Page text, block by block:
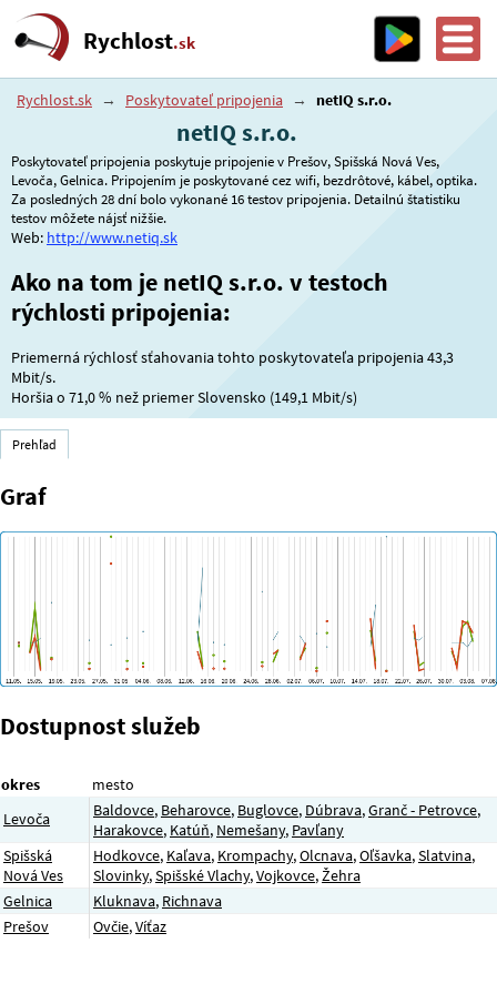
Rychlost.sk
Rychlost.sk → Poskytovateľ pripojenia → netIQ s.r.o.
netIQ s.r.o.
Poskytovateľ pripojenia poskytuje pripojenie v Prešov, Spišská Nová Ves,
Levoča, Gelnica. Pripojením je poskytované cez wifi, bezdrôtové, kábel, optika.
Za posledných 28 dní bolo vykonané 16 testov pripojenia. Detailnú štatistiku
testov môžete nájsť nižšie.
Web: http://www.netiq.sk
Ako na tom je netIQ s.r.o. v testoch
rýchlosti pripojenia:
Priemerná rýchlosť sťahovania tohto poskytovateľa pripojenia 43,3
Mbit/s.
Horšia o 71,0 % než priemer Slovensko (149,1 Mbit/s)
Prehľad
Graf
Dostupnost služeb
okres
mesto
Levoča
Baldovce, Beharovce, Buglovce, Dúbrava,Granč - Petrovce,
Harakovce, Katúň, Nemešany, Pavľany
Spišská
Nová Ves
Hodkovce, Kaľava, Krompachy,Olcnava,Oľšavka,Slatvina,
Slovinky,Spišské Vlachy,Vojkovce,Žehra
Gelnica
Kluknava, Richnava
Prešov
Ovčie,Víťaz